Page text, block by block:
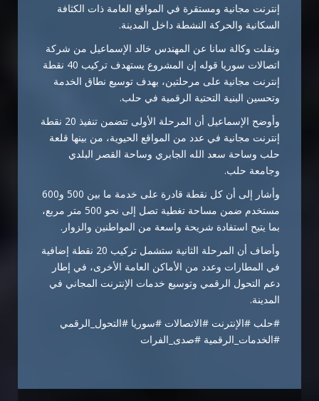
إنترنت مجانية ومستقرة في المواقع العامة ذات الكثافة
السكانية والحركة النشطة داخل المدينة.
ونقلت وكالة سانا عن المهندس خالد الإسماعيل من شركة
اتصالات سوريا قوله إن المشروع يستهدف تركيب 40 نقطة
إنترنت مجانية على مرحلتين، بهدف توسيع نطاق الخدمة
وتحسين البنية التحتية الرقمية في حلب.
وأوضح الإسماعيل أن المرحلة الأولى تتضمن تنفيذ 20 نقطة
إنترنت مجانية في عدد من المواقع الحيوية، من بينها قلعة
حلب وساحة سعد الله الجابري وساحة القصر البلدي
وجامعة حلب.
وأشار إلى أن كل نقطة قادرة على خدمة ما بين 500 و600
مستخدم ضمن مساحة تغطية تصل إلى نحو 500 متر مربع،
بما يتيح استفادة شريحة واسعة من المواطنين والزوار.
وأضاف أن المرحلة الثانية ستشمل تركيب 20 نقطة إضافية
في المطارات وعدد من الأماكن العامة الأخرى، في إطار
دعم التحول الرقمي وتوسيع خدمات الإنترنت المجاني في
المدينة.
#حلب #الإنترنت #الاتصالات #سوريا #التحول_الرقمي
#الخدمات_الرقمية #صدى_الفرات